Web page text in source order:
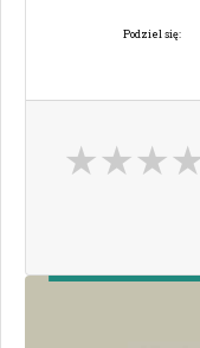
Podziel się: